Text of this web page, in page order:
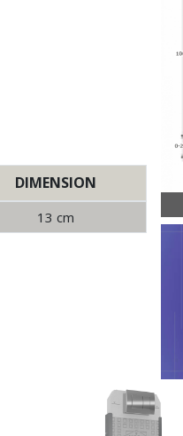
DIMENSION
13 cm